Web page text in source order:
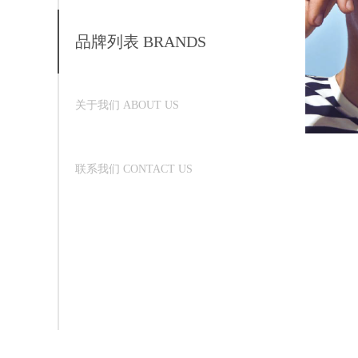
品牌列表 BRANDS
关于我们 ABOUT US
联系我们 CONTACT US